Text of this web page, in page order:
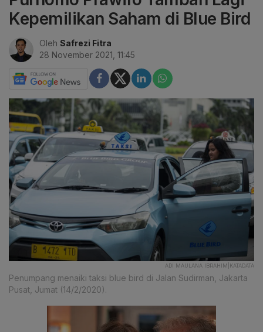
Kepemilikan Saham di Blue Bird
Oleh Safrezi Fitra
28 November 2021, 11:45
ADI MAULANA IBRAHIM|KATADATA
Penumpang menaiki taksi blue bird di Jalan Sudirman, Jakarta
Pusat, Jumat (14/2/2020).